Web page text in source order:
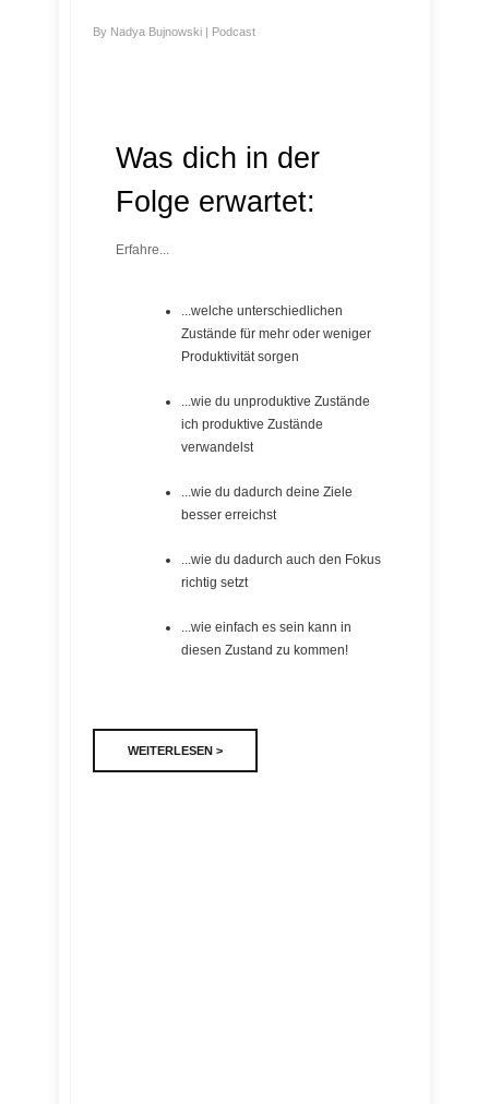
By Nadya Bujnowski | Podcast
Was dich in der
Folge erwartet:
Erfahre...
...welche unterschiedlichen
Zustände für mehr oder weniger
Produktivität sorgen
...wie du unproduktive Zustände
ich produktive Zustände
verwandelst
...wie du dadurch deine Ziele
besser erreichst
...wie du dadurch auch den Fokus
richtig setzt
...wie einfach es sein kann in
diesen Zustand zu kommen!
WEITERLESEN >